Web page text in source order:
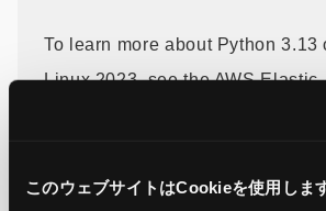
このウェブサイトはCookieを使用しま
To learn more about Python 3.13
Linux 2023, see the AWS Elastic
For
Beanstalkproduct page.